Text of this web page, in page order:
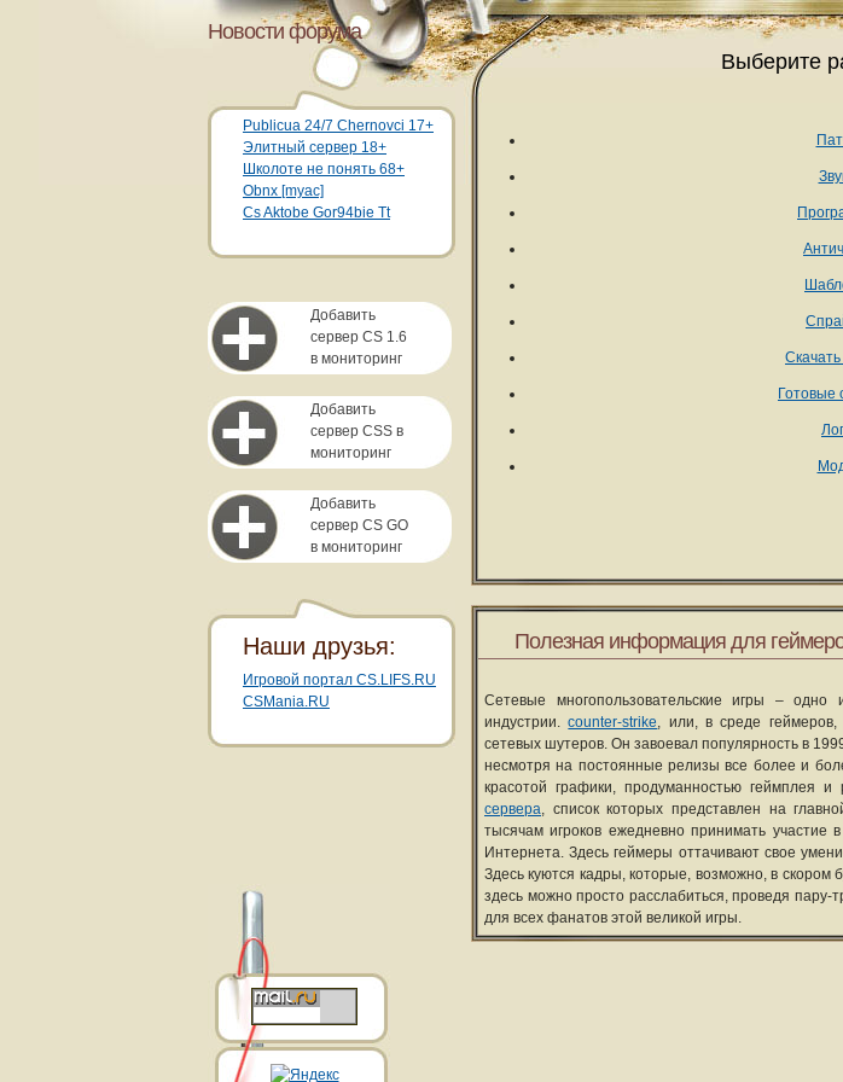
Новости форума
Publicua 24/7 Chernovci 17+
Элитный сервер 18+
Школоте не понять 68+
Obnx [myac]
Cs Aktobe Gor94bie Tt
Добавить
сервер CS 1.6
в мониторинг
Добавить
сервер CSS в
мониторинг
Добавить
сервер CS GO
в мониторинг
Выберите
Готовые
Полезная информация для
Сетевые многопользовательские игры – одно
индустрии.counter-strike, или, в среде геймеров,
сетевых шутеров. Он завоевал популярность в
несмотря на постоянные релизы все более и
красотой графики, продуманностью геймплея и
сервера, список которых представлен на
тысячам игроков ежедневно принимать участие
Интернета. Здесь геймеры оттачивают свое
Здесь куются кадры, которые, возможно, в скором
здесь можно просто расслабиться, проведя пару-
для всех фанатов этой великой игры.
Наши друзья:
Игровой портал CS.LIFS.RU
CSMania.RU